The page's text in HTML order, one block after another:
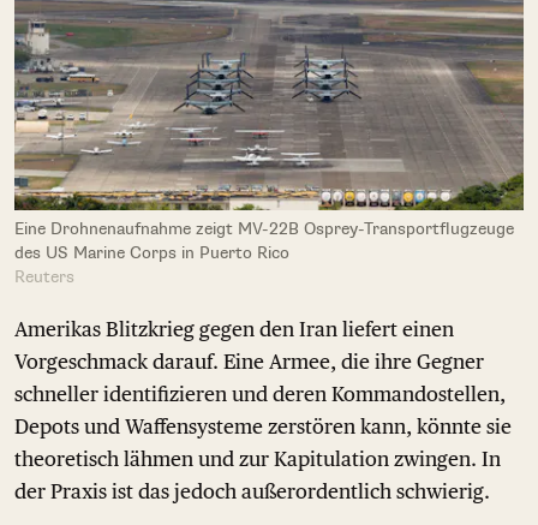
Eine Drohnenaufnahme zeigt MV-22B Osprey-Transportflugzeuge
des US Marine Corps in Puerto Rico
Reuters
Amerikas Blitzkrieg gegen den Iran liefert einen
Vorgeschmack darauf. Eine Armee, die ihre Gegner
schneller identifizieren und deren Kommandostellen,
Depots und Waffensysteme zerstören kann, könnte sie
theoretisch lähmen und zur Kapitulation zwingen. In
der Praxis ist das jedoch außerordentlich schwierig.